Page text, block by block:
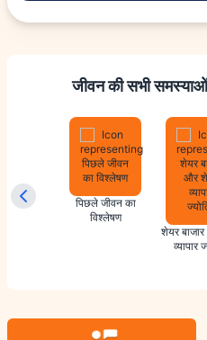
जीवन की सभी समस्याओं
वास्तु
पिछले जीवन का
विश्लेषण
शेयर
व्यापार